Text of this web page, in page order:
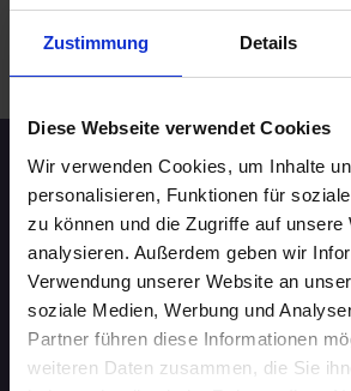
Zustimmung Details
Diese Webseite verwendet Cookies
Wir verwenden Cookies, um Inhalte
personalisieren, Funktionen für
zu können und die Zugriffe auf unsere
analysieren. Außerdem geben wir
Verwendung unserer Website an
soziale Medien, Werbung und
Partner führen diese Informationen
weiteren Daten zusammen, die Sie
Speed-Dating Events
ÜBERSICHT
AACHEN
AUGSBURG